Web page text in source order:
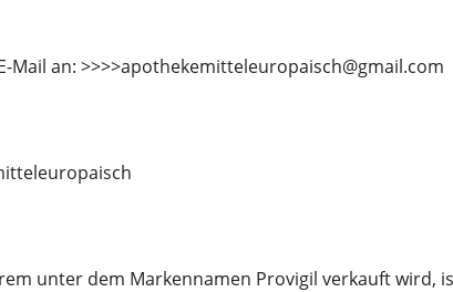
an: >>>>apothekemitteleuropaisch@gmail.com
unter dem Markennamen Provigil verkauft wird,